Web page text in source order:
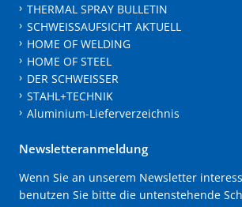
THERMAL SPRAY BULLETIN
SCHWEISSAUFSICHT AKTUELL
HOME OF WELDING
HOME OF STEEL
DER SCHWEISSER
STAHL+TECHNIK
Aluminium-Lieferverzeichnis
Newsletteranmeldung
Wenn Sie an unserem Newsletter
benutzen Sie bitte die untenstehende